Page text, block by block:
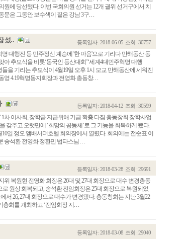
회관건립기금 기부자
장학발전기금 기부자
공지사항
연락처 수정
동국의료원 혜택
만해마을 할인 혜택
지부지회 링크
에 당선됐다. 이번 국회의원 선거는 12개 궐위 선거구에서 치
은 그동안 보수색이 짙은 강남 3구. . .
섰. . 등록일자 : 2018-06-05 조회 : 30757
대행진 등 민주정신 계승에 '한 마음'으로 기리다 만해동산 동
아 추모식을 비롯‘동국인 등산대회’‘세계4대민주혁명 대행
을 기리는 추모식이 4월19일 오후 1시 모교 만해동산에 세워진
4.19혁명동지회장과 전영화 총동창. . .
등록일자 : 2018-04-12 조회 : 30599
차 이사회, 장학금 지급위해 기금 확충 다짐 총동창회 장학사업
갖추고 오랫만에 ‘희망의 공동체’로 그 기능을 회복하게 됐다.
일 정오 앰배서더호텔 회의장에서 열렸다. 회의에는 전순표 이
송석환 전영화 정환민 법타스님 . . .
등록일자 : 2018-03-28 조회 : 29691
복원현 전영화 회장은 26대 및 27대 회장으로 대수 변경총동
원상 회복되고, 송석환 전임회장은 25대 회장으로 복원되었
서 26, 27대 회장으로 대수가 변경됐다. 총동창회는 지난 3월22
회를 개최하고 ‘전임회장 지. . .
등록일자 : 2018-03-08 조회 : 29040